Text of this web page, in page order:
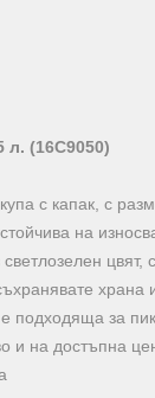
л. (16C9050)
с капак, с
на
цвят,
храна
подходяща за
и на достъпна